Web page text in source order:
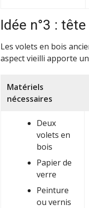
Idée n°3 :
Les volets en bois
aspect vieilli apporte
Matériels
nécessaires
Deux
volets en
bois
Papier de
verre
Peinture
ou vernis